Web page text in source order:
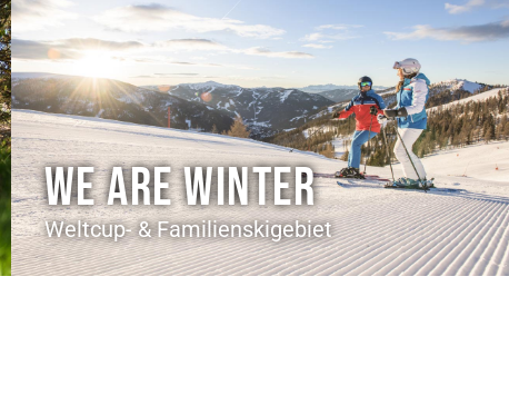
WE ARE WINTER
Weltcup- & Familienskigebiet